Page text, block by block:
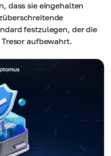
dass sie eingehalten
festzulegen, der die
aufbewahrt.